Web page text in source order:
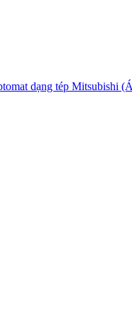
dạng tép Mitsubishi